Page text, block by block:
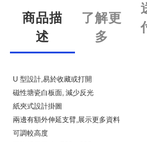
商品描
述
了解更
多
U 型設計,易於收藏或打開
磁性塘瓷白板面, 減少反光
紙夾式設計掛圖
兩邊有額外伸延支臂,展示更多資料
可調較高度